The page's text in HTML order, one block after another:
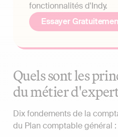
fonctionnalités d'Indy.
Essayer
Quels sont les
du métier
Dix fondements de la
du Plan comptable général :